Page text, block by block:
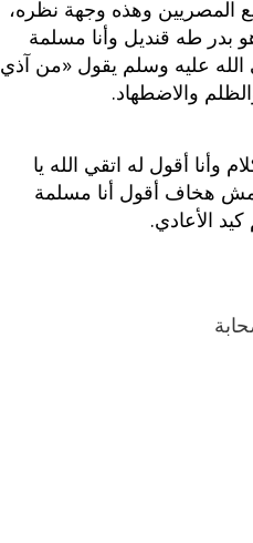
المصريين وهذه وجهة نظره،
بدر طه قنديل وأنا مسلمة
عليه وسلم يقول «من آذي
والاضطهاد.
وأنا أقول له اتقي الله يا
هخاف أقول أنا مسلمة
الأعادي.